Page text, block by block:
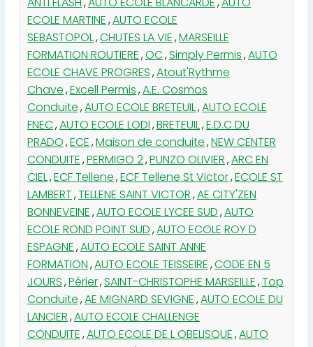
ECOLE MARTINE,AUTO ECOLE
SEBASTOPOL,CHUTES LA VIE,MARSEILLE
FORMATION ROUTIERE,OC,Simply Permis,AUTO
ECOLE CHAVE PROGRES,Atout'Rythme
Chave,Excell Permis,A.E. Cosmos
Conduite,AUTO ECOLE BRETEUIL,AUTO ECOLE
FNEC,AUTO ECOLE LODI,BRETEUIL,E.D.C DU
PRADO,ECE,Maison de conduite,NEW CENTER
CONDUITE,PERMIGO 2,PUNZO OLIVIER,ARC EN
CIEL,ECF Tellene,ECF Tellene St Victor,ECOLE ST
LAMBERT,TELLENE SAINT VICTOR,AE CITY'ZEN
BONNEVEINE,AUTO ECOLE LYCEE SUD,AUTO
ECOLE ROND POINT SUD,AUTO ECOLE ROY D
ESPAGNE,AUTO ECOLE SAINT ANNE
FORMATION,AUTO ECOLE TEISSEIRE,CODE EN 5
JOURS,Périer,SAINT-CHRISTOPHE MARSEILLE,Top
Conduite,AE MIGNARD SEVIGNE,AUTO ECOLE DU
LANCIER,AUTO ECOLE CHALLENGE
CONDUITE,AUTO ECOLE DE L OBELISQUE,AUTO